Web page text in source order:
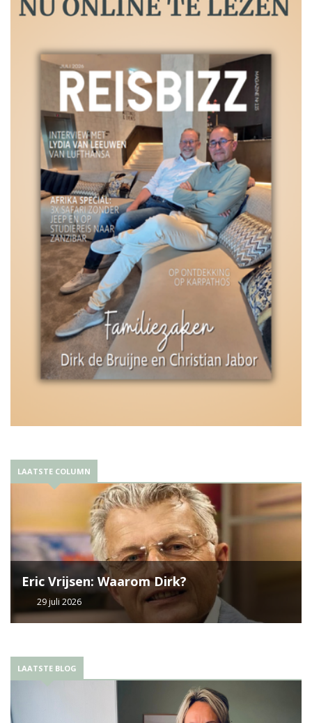
LAATSTE COLUMN
Eric Vrijsen: Waarom Dirk?
29 juli 2026
LAATSTE BLOG